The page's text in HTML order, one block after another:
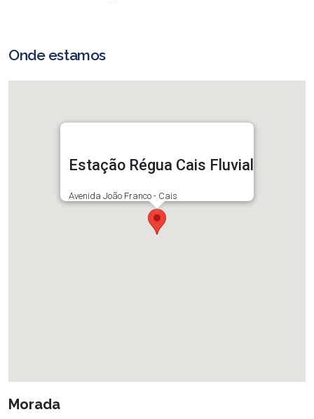
Onde estamos
Estação Régua Cais Fluvial
Avenida João Franco - Cais
Morada